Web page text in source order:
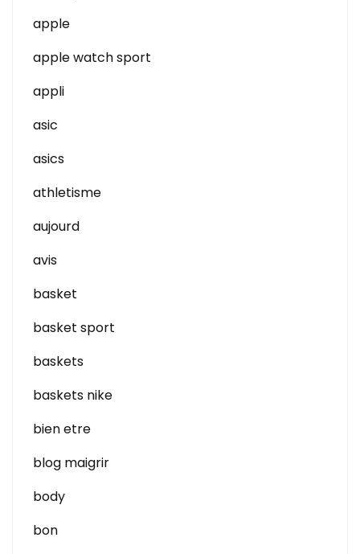
apple
apple watch sport
appli
asic
asics
athletisme
aujourd
avis
basket
basket sport
baskets
baskets nike
bien etre
blog maigrir
body
bon